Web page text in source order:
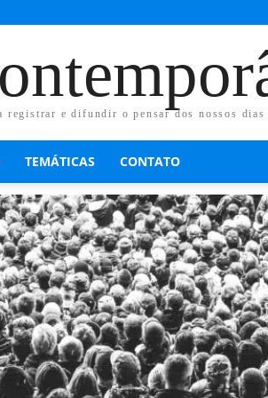
registrar e difundir o pensar dos nossos dias
TEMÁTICAS CONTATO